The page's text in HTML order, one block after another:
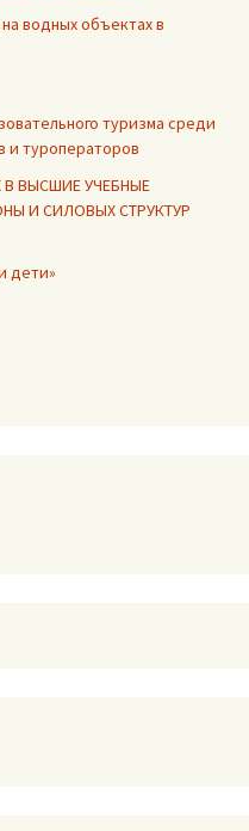
водных объектах в
туризма среди
и туроператоров
ВЫСШИЕ УЧЕБНЫЕ
И СИЛОВЫХ СТРУКТУР
дети»